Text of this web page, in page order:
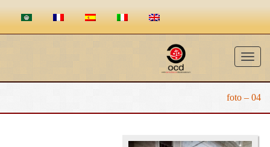
Toggle
navigation
04 – foto